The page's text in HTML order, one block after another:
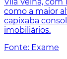
como a maior
capixaba
imobiliários.
Fonte: Exame